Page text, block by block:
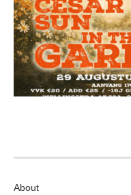
About